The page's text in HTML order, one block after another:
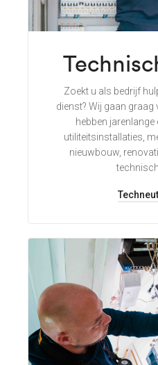
Zoekt u als bedrijf
dienst? Wij gaan graag
hebben
utiliteitsinstallaties,
nieuwbouw,